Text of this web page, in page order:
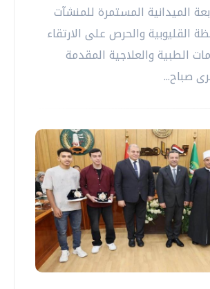
الميدانية المستمرة للمنشآت
القليوبية والحرص على الارتقاء
الطبية والعلاجية المقدمة
صباح...